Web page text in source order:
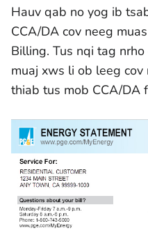
Hauv qab no yog ib
CCA/DA cov neeg
Billing. Tus nqi tag
muaj xws li ob leeg
thiab tus mob CCA/DA